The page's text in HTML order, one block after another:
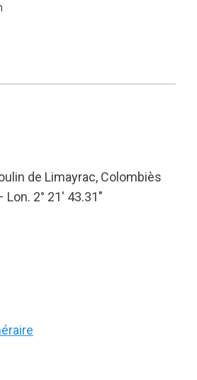
de Limayrac, Colombiès
Lon. 2° 21′ 43.31″